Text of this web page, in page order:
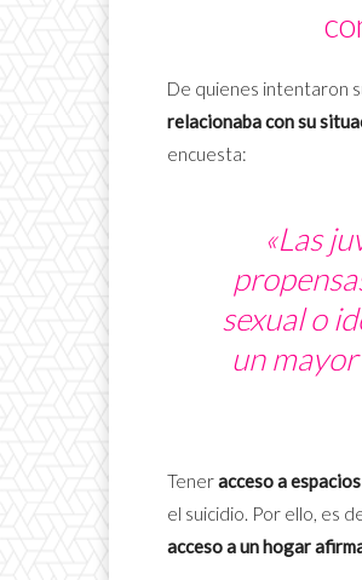
De quienes intentaron
relacionaba con su
encuesta:
«Las
sexual o
un
Teneracceso a
el suicidio. Por ello, es
acceso a un hogar